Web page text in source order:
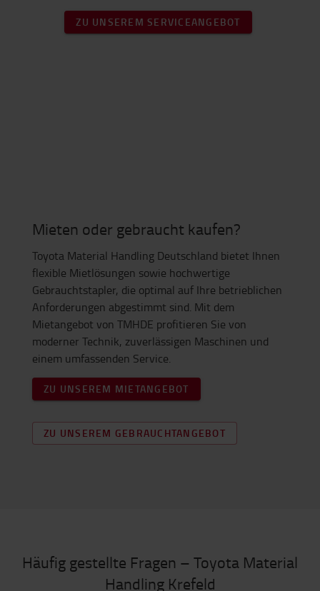
ZU UNSEREM SERVICEANGEBOT
Mieten oder gebraucht kaufen?
Toyota Material Handling Deutschland bietet Ihnen
flexible Mietlösungen sowie hochwertige
Gebrauchtstapler, die optimal auf Ihre betrieblichen
Anforderungen abgestimmt sind. Mit dem
Mietangebot von TMHDE profitieren Sie von
moderner Technik, zuverlässigen Maschinen und
einem umfassenden Service.
ZU UNSEREM MIETANGEBOT
ZU UNSEREM GEBRAUCHTANGEBOT
Häufig gestellte Fragen – Toyota Material
Handling Krefeld